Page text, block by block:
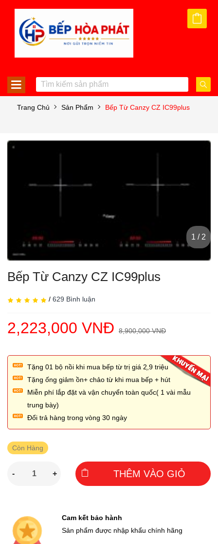
Trang Chủ Sản Phẩm Bếp Từ Canzy CZ IC99plus
1 / 2
Bếp Từ Canzy CZ IC99plus
/ 629 Bình luận
2,223,000 VNĐ 8,900,000 VNĐ
Tặng 01 bộ nồi khi mua bếp từ trị giá 2,̣9 triệu
Tặng ống giảm ồn+ chảo từ khi mua bếp + hút
Miễn phí lắp đặt và vận chuyển toàn quốc( 1 vài mẫu
trung bày)
Đổi trả hàng trong vòng 30 ngày
Còn Hàng
- + THÊM VÀO GIỎ
Cam kết bảo hành
Sản phẩm được nhập khẩu chính hãng